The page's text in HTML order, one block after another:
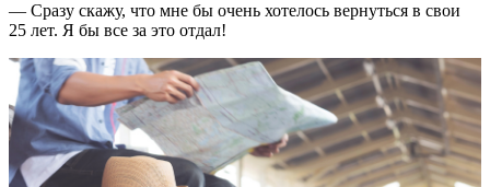
— Сразу скажу, что мне бы очень хотелось вернуться в свои
25 лет. Я бы все за это отдал!